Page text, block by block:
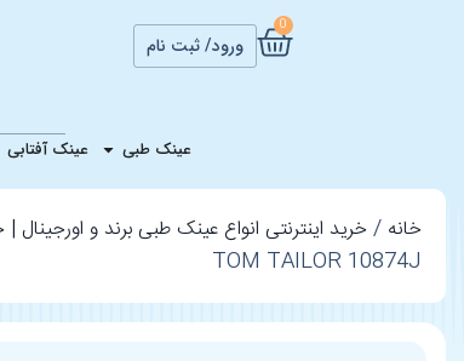
ورود/ ثبت نام
0
عینک طبی عینک آفتابی
خانه خرید اینترنتی انواع عینک طبی برند و اورجینال
TOM TAILOR 10874J